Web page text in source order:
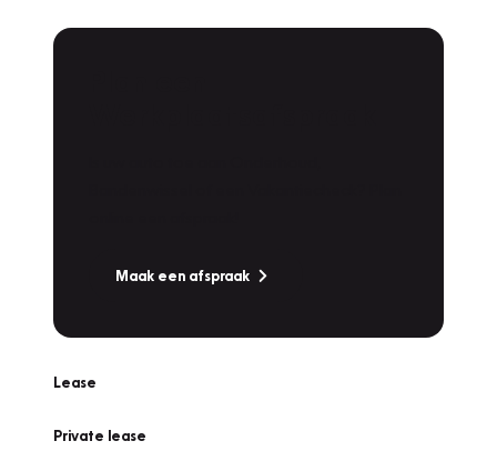
Maak een afspraak
Lease
Private lease